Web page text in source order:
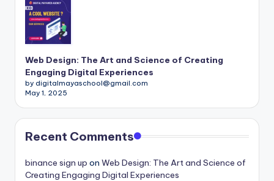
Web Design: The Art and Science of Creating
Engaging Digital Experiences
by digitalmayaschool@gmail.com
May 1, 2025
Recent Comments
binance sign up on Web Design: The Art and Science of
Creating Engaging Digital Experiences